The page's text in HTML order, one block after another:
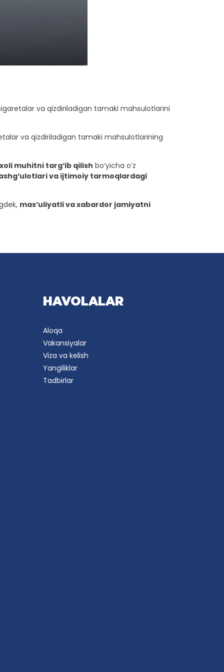
va qizdiriladigan tamaki mahsulotlarini
va qizdiriladigan tamaki mahsulotlarining
muhitni targ‘ib qilish bo‘yicha o‘z
va ijtimoiy tarmoqlardagi
mas’uliyatli va xabardor jamiyatni
HAVOLALAR
Aloqa
Vakansiyalar
Viza va kelish
Yangiliklar
Tadbirlar